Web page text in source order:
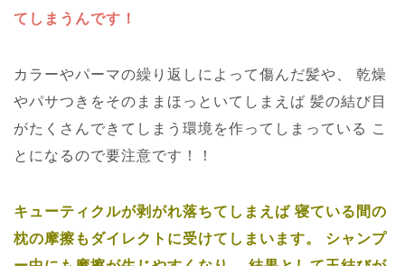
てしまうんです！
カラーやパーマの繰り返しによって傷んだ髪や、
乾燥
やパサつきをそのままほっといてしまえば 髪の結び目
がたくさんできてしまう環境を作ってしまっている こ
とになるので要注意です！！
キューティクルが剥がれ落ちてしまえば 寝ている間の
枕の摩擦もダイレクトに受けてしまいます。
シャンプ